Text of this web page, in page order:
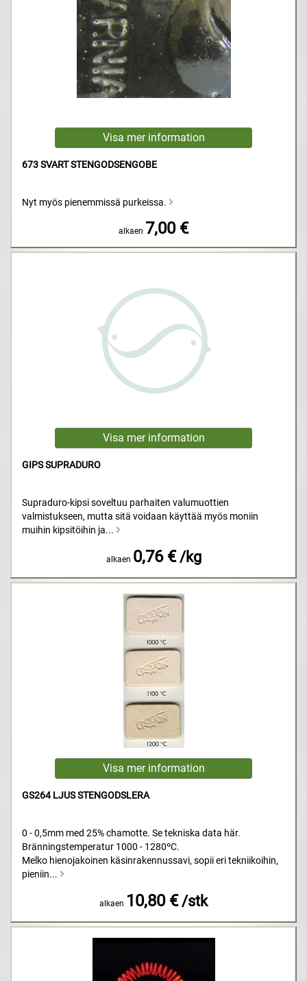
673 SVART STENGODSENGOBE
Nyt myös pienemmissä purkeissa.
alkaen 7,00 €
GIPS SUPRADURO
Supraduro-kipsi soveltuu parhaiten valumuottien
valmistukseen, mutta sitä voidaan käyttää myös moniin
muihin kipsitöihin ja...
alkaen 0,76 € /kg
GS264 LJUS STENGODSLERA
0 - 0,5mm med 25% chamotte. Se tekniska data här.
Bränningstemperatur 1000 - 1280ºC.
Melko hienojakoinen käsinrakennussavi, sopii eri tekniikoihin,
pieniin...
alkaen 10,80 € /stk